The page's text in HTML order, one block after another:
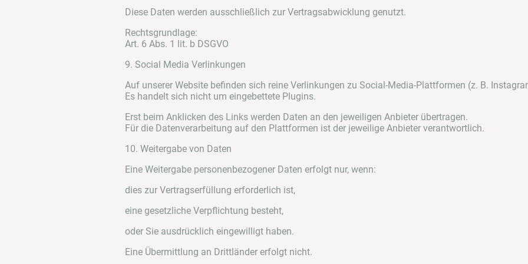
Diese Daten werden ausschließlich zur Vertragsabwicklung genutzt.
Rechtsgrundlage:
Art. 6 Abs. 1 lit. b DSGVO
9. Social Media Verlinkungen
Auf unserer Website befinden sich reine Verlinkungen zu Social-Media-Plattformen (z. B.
Es handelt sich nicht um eingebettete Plugins.
Erst beim Anklicken des Links werden Daten an den jeweiligen Anbieter übertragen.
Für die Datenverarbeitung auf den Plattformen ist der jeweilige Anbieter verantwortlich.
10. Weitergabe von Daten
Eine Weitergabe personenbezogener Daten erfolgt nur, wenn:
dies zur Vertragserfüllung erforderlich ist,
eine gesetzliche Verpflichtung besteht,
oder Sie ausdrücklich eingewilligt haben.
Eine Übermittlung an Drittländer erfolgt nicht.